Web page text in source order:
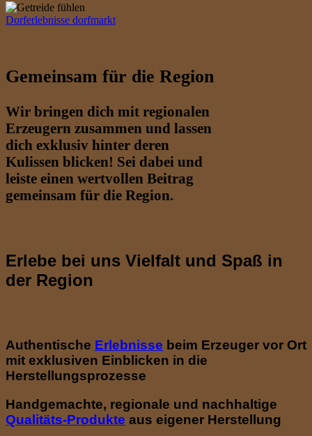
Dorferlebnisse dorfmarkt
Gemeinsam für die Region
Wir bringen dich mit regionalen
Erzeugern zusammen und lassen
dich exklusiv hinter deren
Kulissen blicken! Sei dabei und
leiste einen wertvollen Beitrag
gemeinsam für die Region.
Erlebe bei uns Vielfalt und Spaß in
der Region
Authentische Erlebnisse beim Erzeuger vor Ort
mit exklusiven Einblicken in die
Herstellungsprozesse
Handgemachte, regionale und nachhaltige
Qualitäts-Produkte aus eigener Herstellung